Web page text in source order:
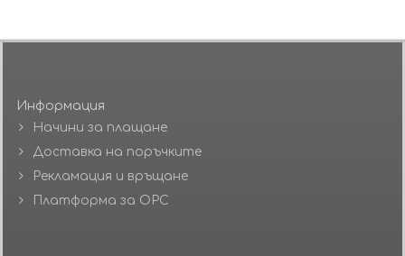
Информация
Начини за плащане
Доставка на поръчките
Рекламация и връщане
Платформа за ОРС